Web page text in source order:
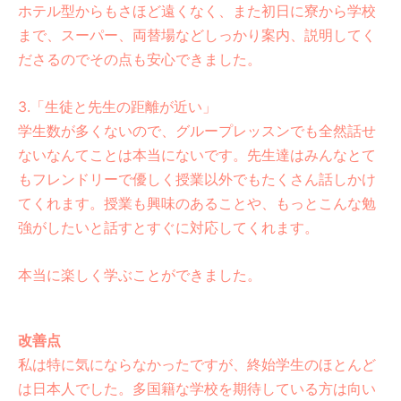
ホテル型からもさほど遠くなく、また初日に寮から学校
まで、スーパー、両替場などしっかり案内、説明してく
ださるのでその点も安心できました。
3.「生徒と先生の距離が近い」
学生数が多くないので、グループレッスンでも全然話せ
ないなんてことは本当にないです。先生達はみんなとて
もフレンドリーで優しく授業以外でもたくさん話しかけ
てくれます。授業も興味のあることや、もっとこんな勉
強がしたいと話すとすぐに対応してくれます。
本当に楽しく学ぶことができました。
改善点
私は特に気にならなかったですが、終始学生のほとんど
は日本人でした。多国籍な学校を期待している方は向い